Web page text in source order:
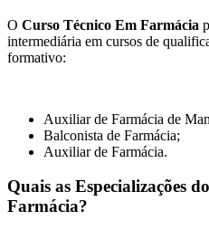
O Curso Técnico Em Farmácia
intermediária em cursos de
formativo:
Auxiliar de Farmácia de
Balconista de Farmácia;
Auxiliar de Farmácia.
Quais as Especializações
Farmácia?